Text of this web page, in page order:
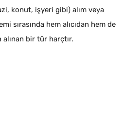
konut, işyeri gibi) alım veya
sırasında hem alıcıdan hem de
alınan bir tür harçtır.